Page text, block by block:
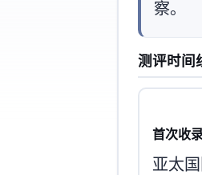
察。
测评时间
首次收
亚太